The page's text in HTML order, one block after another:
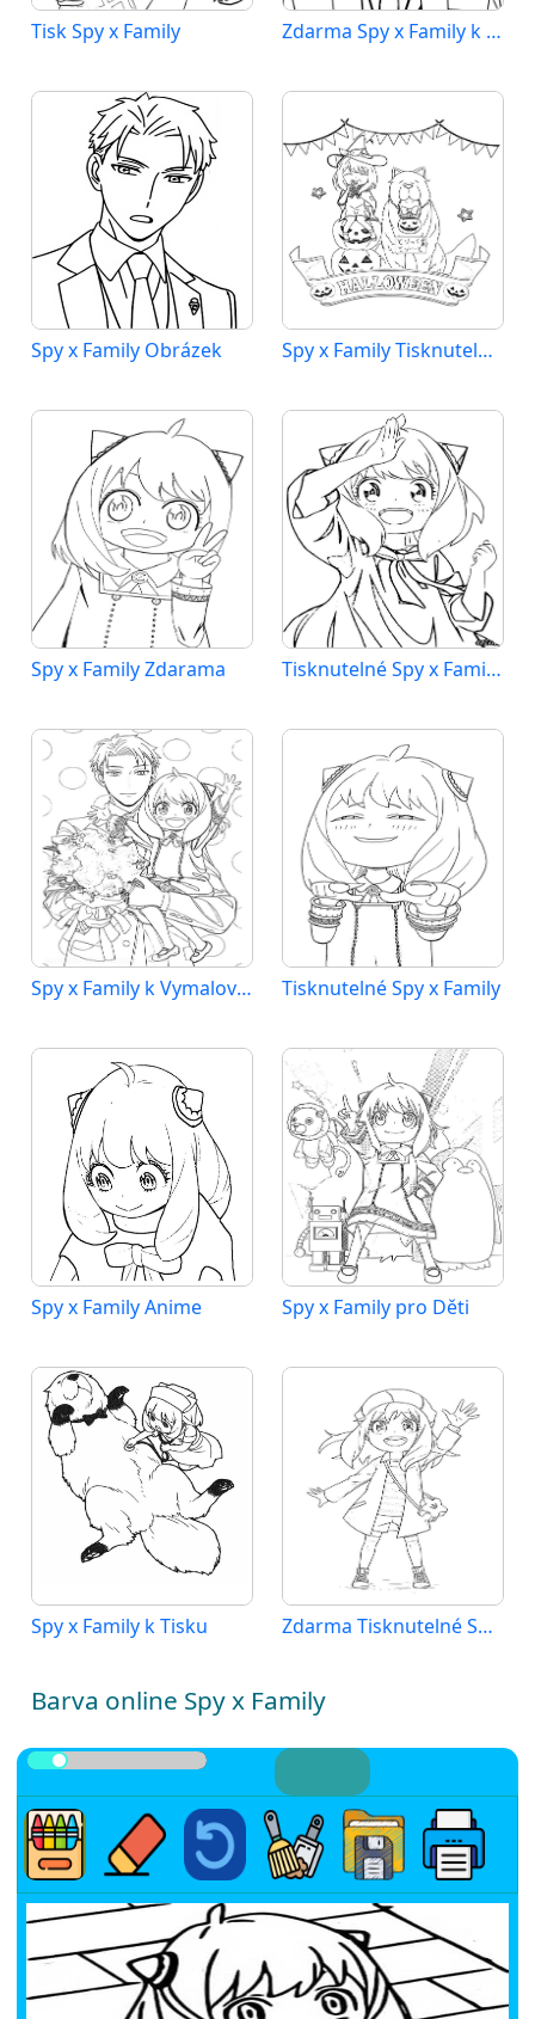
Tisk Spy x Family Zdarma Spy x Family k Tisku
Spy x Family Obrázek Spy x Family Tisknutelné pro Děti
Spy x Family Zdarama Tisknutelné Spy x Family Obrázek
Spy x Family k Vymalování Tisknutelné Spy x Family
Spy x Family Anime Spy x Family pro Děti
Spy x Family k Tisku Zdarma Tisknutelné Spy x Family
Barva online Spy x Family